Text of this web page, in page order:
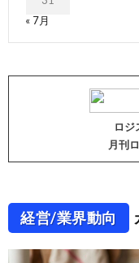
« 7月
ロジ
月刊
経営/業界動向